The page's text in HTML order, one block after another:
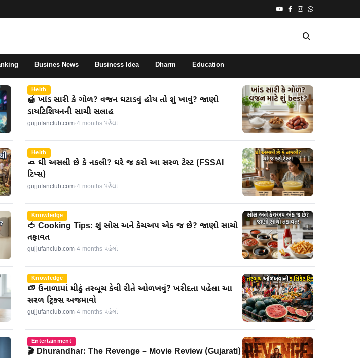
Busines News Business Idea Dharm Education
Helth
🍯 ખાંડ સારી કે ગોળ? વજન ઘટાડવું હોય તો શું ખાવું? જાણો
ડાયટિશિયનની સાચી સલાહ
gujjufanclub.com·4 months પહેલાં
Helth
🧈 ઘી અસલી છે કે નકલી? ઘરે જ કરો આ સરળ ટેસ્ટ (FSSAI
ટિપ્સ)
gujjufanclub.com·4 months પહેલાં
Knowledge
🍅 Cooking Tips: શું સોસ અને કેચઅપ એક જ છે? જાણો સાચો
તફાવત
gujjufanclub.com·4 months પહેલાં
Knowledge
🍉 ઉનાળામાં મીઠું તરબૂચ કેવી રીતે ઓળખવું? ખરીદતા પહેલા આ
સરળ ટ્રિક્સ અજમાવો
gujjufanclub.com·4 months પહેલાં
Entertainment
🎬 Dhurandhar: The Revenge – Movie Review (Gujarati)